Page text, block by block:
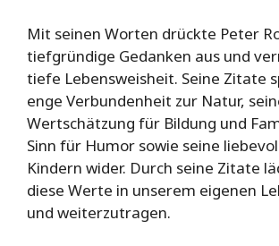
Mit seinen Worten drückte Peter
tiefgründige Gedanken aus und
tiefe Lebensweisheit. Seine Zitate
enge Verbundenheit zur Natur,
Wertschätzung für Bildung und
Sinn für Humor sowie seine
Kindern wider. Durch seine Zitate
diese Werte in unserem eigenen
und weiterzutragen.